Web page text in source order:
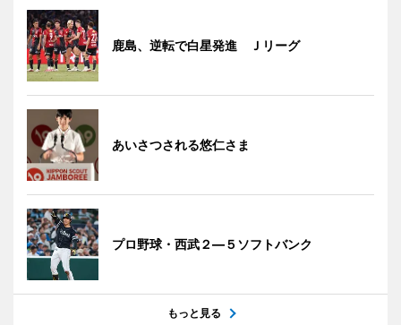
鹿島、逆転で白星発進 Ｊリーグ
あいさつされる悠仁さま
プロ野球・西武２―５ソフトバンク
もっと見る